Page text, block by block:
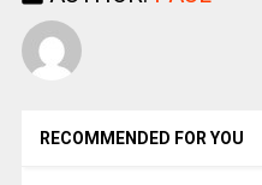
RECOMMENDED FOR YOU